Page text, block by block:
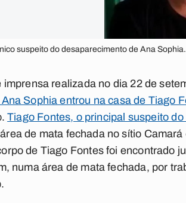
suspeito do desaparecimento de Ana
imprensa realizada no dia 22 de
Sophia entrou na casa de Tiago
Tiago Fontes, o principal suspeito
de mata fechada no sítio
de Tiago Fontes foi encontrado
numa área de mata fechada, por